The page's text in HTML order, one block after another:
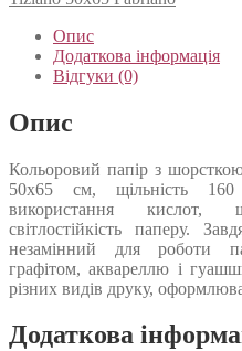
Опис
Додаткова інформація
Відгуки (0)
Опис
Кольоровий папір з
50х65 см, щільність 160
використання кислот,
світлостійкість паперу.
незамінний для роботи
графітом, аквареллю і
різних видів друку,
Додаткова